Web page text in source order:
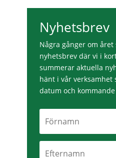
Nyhetsbrev
Några gånger om
nyhetsbrev där vi i
summerar aktuella
hänt i vår verksamhet
datum och